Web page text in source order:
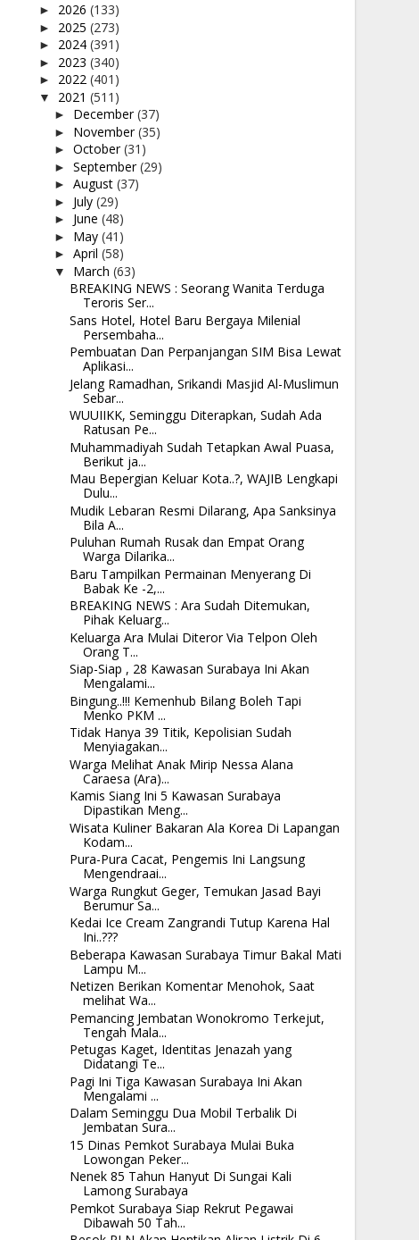
► 2026 (133)
► 2025 (273)
► 2024 (391)
► 2023 (340)
► 2022 (401)
▼ 2021 (511)
► December(37)
► November(35)
► October(31)
► September(29)
► August (37)
► July (29)
► June (48)
► May (41)
► April (58)
▼ March (63)
BREAKING NEWS : Seorang Wanita Terduga
Teroris Ser...
Sans Hotel, Hotel Baru Bergaya Milenial
Persembaha...
Pembuatan Dan Perpanjangan SIM Bisa Lewat
Aplikasi...
Jelang Ramadhan, Srikandi Masjid Al-Muslimun
Sebar...
WUUIIKK, Seminggu Diterapkan, Sudah Ada
Ratusan Pe...
Muhammadiyah Sudah Tetapkan Awal Puasa,
Berikut ja...
Mau Bepergian Keluar Kota..?, WAJIB Lengkapi
Dulu...
Mudik Lebaran Resmi Dilarang, Apa Sanksinya
Bila A...
Puluhan Rumah Rusak dan Empat Orang
Warga Dilarika...
Baru Tampilkan Permainan Menyerang Di
Babak Ke -2,...
BREAKING NEWS : Ara Sudah Ditemukan,
Pihak Keluarg...
Keluarga Ara Mulai Diteror Via Telpon Oleh
Orang T...
Siap-Siap , 28 Kawasan Surabaya Ini Akan
Mengalami...
Bingung..!!! Kemenhub Bilang Boleh Tapi
Menko PKM ...
Tidak Hanya 39 Titik, Kepolisian Sudah
Menyiagakan...
Warga Melihat Anak Mirip Nessa Alana
Caraesa (Ara)...
Kamis Siang Ini 5 Kawasan Surabaya
Dipastikan Meng...
Wisata Kuliner Bakaran Ala Korea Di Lapangan
Kodam...
Pura-Pura Cacat, Pengemis Ini Langsung
Mengendraai...
Warga Rungkut Geger, Temukan Jasad Bayi
Berumur Sa...
Kedai Ice Cream Zangrandi Tutup Karena Hal
Ini..???
Beberapa Kawasan Surabaya Timur Bakal Mati
Lampu M...
Netizen Berikan Komentar Menohok, Saat
melihat Wa...
Pemancing Jembatan Wonokromo Terkejut,
Tengah Mala...
Petugas Kaget, Identitas Jenazah yang
Didatangi Te...
Pagi Ini Tiga Kawasan Surabaya Ini Akan
Mengalami ...
Dalam Seminggu Dua Mobil Terbalik Di
Jembatan Sura...
15 Dinas Pemkot Surabaya Mulai Buka
Lowongan Peker...
Nenek 85 Tahun Hanyut Di Sungai Kali
Lamong Surabaya
Pemkot Surabaya Siap Rekrut Pegawai
Dibawah 50 Tah...